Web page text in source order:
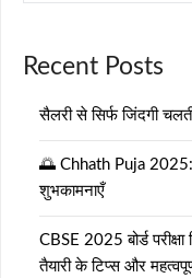
Recent Posts
सैलरी से सिर्फ जिंदगी
🌅 Chhath Puja 2025:
शुभकामनाएँ
CBSE 2025 बोर्ड
तैयारी के टिप्स और